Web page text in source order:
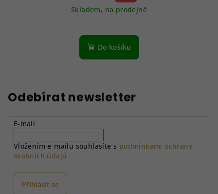
Skladem, na prodejně
Do košíku
Odebírat newsletter
E-mail
Vložením e-mailu souhlasíte s podmínkami ochrany
osobních údajů
Přihlásit se